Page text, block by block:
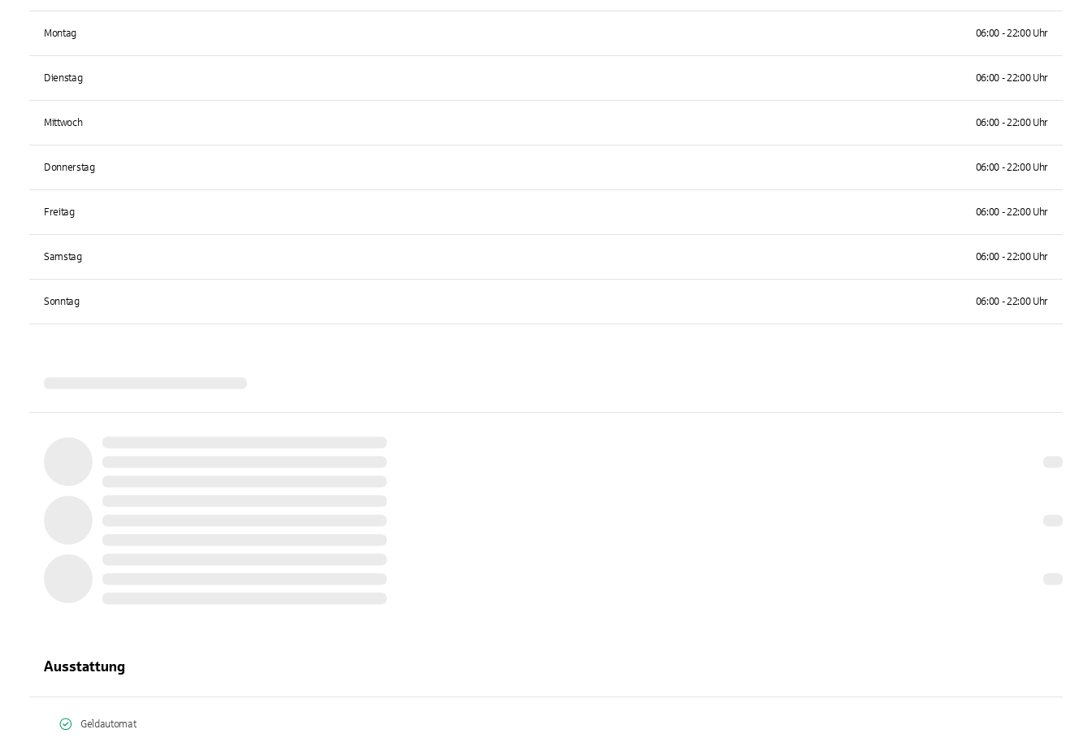
Montag 06:00 - 22:00 Uhr
Dienstag 06:00 - 22:00 Uhr
Mittwoch 06:00 - 22:00 Uhr
Donnerstag 06:00 - 22:00 Uhr
Freitag 06:00 - 22:00 Uhr
Samstag 06:00 - 22:00 Uhr
Sonntag 06:00 - 22:00 Uhr
Ausstattung
Geldautomat